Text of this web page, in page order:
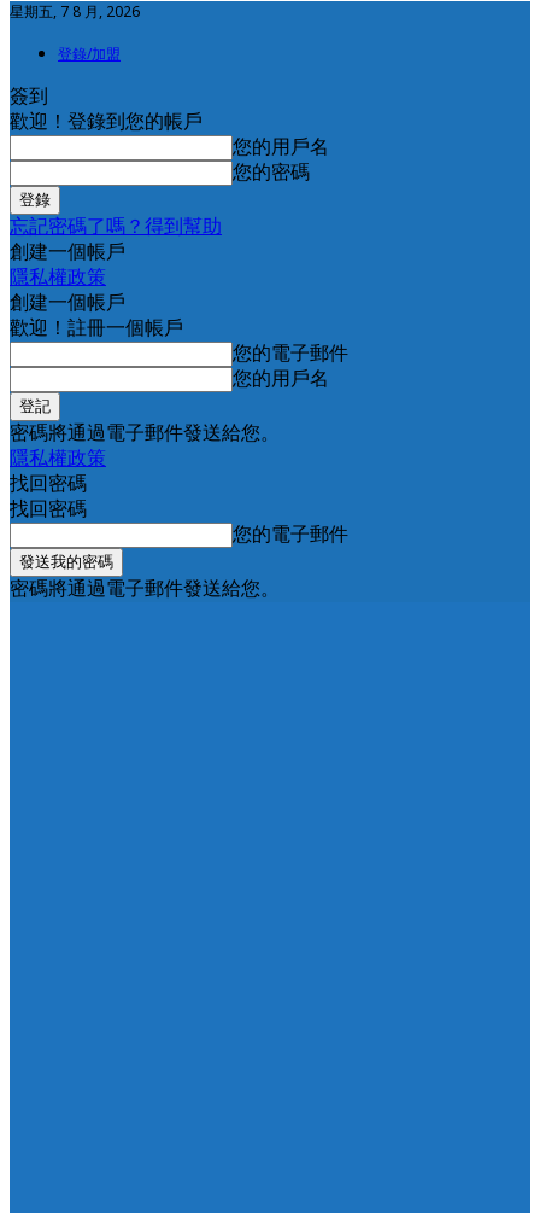
星期五, 7 8 月, 2026
登錄/加盟
簽到
歡迎！登錄到您的帳戶
您的用戶名
您的密碼
忘記密碼了嗎？得到幫助
創建一個帳戶
隱私權政策
創建一個帳戶
歡迎！註冊一個帳戶
您的電子郵件
您的用戶名
密碼將通過電子郵件發送給您。
隱私權政策
找回密碼
找回密碼
您的電子郵件
密碼將通過電子郵件發送給您。